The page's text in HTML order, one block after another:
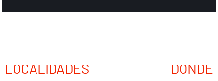
LOCALIDADES DONDE